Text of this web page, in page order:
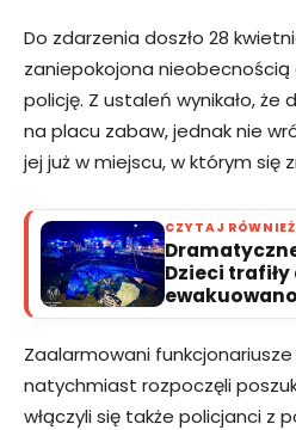
Do zdarzenia doszło 28
zaniepokojona nieobecnością
policję. Z ustaleń wynikało, że
na placu zabaw, jednak nie
jej już w miejscu, w którym się
CZYTAJ RÓWNIEŻ
Dzieci trafiły
ewakuowano
Zaalarmowani
natychmiast rozpoczęli
włączyli się także policjanci z